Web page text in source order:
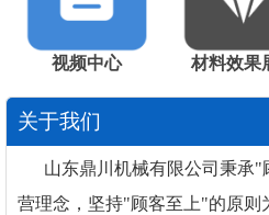
视频中心 材料效果
关于我们
山东鼎川机械有限公司秉承"
营理念，坚持"顾客至上"的原则